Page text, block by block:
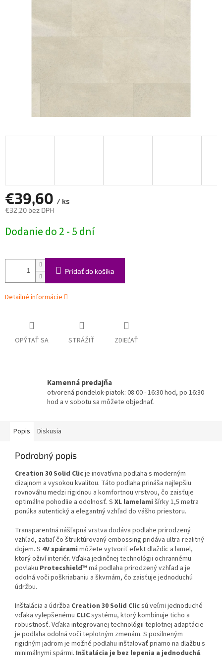
€39,60 / ks
€32,20 bez DPH
cena:
Dodanie do 2 - 5 dní
Pridať do košíka
Detailné informácie
OPÝTAŤ SA STRÁŽIŤ ZDIEĽAŤ
Kamenná predajňa
otvorená pondelok-piatok: 08:00 - 16:30 hod, po 16:30
hod a v sobotu sa môžete objednať.
Popis Diskusia
Podrobný popis
Creation 30 Solid Clicje inovatívna podlaha s moderným
dizajnom a vysokou kvalitou. Táto podlaha prináša najlepšiu
rovnováhu medzi rigidnou a komfortnou vrstvou, čo zaisťuje
optimálne pohodlie a odolnosť. S XL lamelami šírky 1,5 metra
ponúka autentický a elegantný vzhľad do vášho priestoru.
Transparentná nášľapná vrstva dodáva podlahe prirodzený
vzhľad, zatiaľ čo štruktúrovaný embossing pridáva ultra-realitný
dojem. S 4V spárami môžete vytvoriť efekt dlaždíc a lamel,
ktorý oživí interiér. Vďaka jedinčnej technológii ochrannému
povlaku Protecshield™ má podlaha prirodzený vzhľad a je
odolná voči poškriabaniu a škvrnám, čo zaisťuje jednoduchú
údržbu.
Inštalácia a údržba Creation 30 Solid Clicsú veľmi jednoduché
vďaka vylepšenému CLICsystému, ktorý kombinuje ticho a
robustnosť. Vďaka integrovanej technológii teplotnej adaptácie
je podlaha odolná voči teplotným zmenám. S posilneným
rigidným jadrom je možné podlahu inštalovať priamo na dlažbu s
minimálnymi spármi. Inštalácia je bez lepenia a jednoduchá.